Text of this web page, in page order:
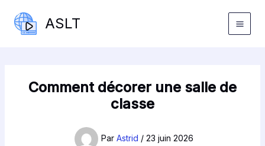
contenu
ASLT
Comment décorer une salle de
classe
Par Astrid / 23 juin 2026